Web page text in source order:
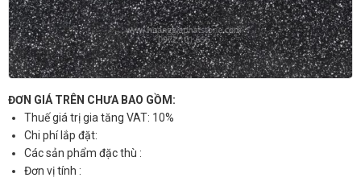
ĐƠN GIÁ TRÊN CHƯA BAO GỒM:
Thuế giá trị gia tăng VAT: 10%
Chi phí lắp đặt:
Các sản phẩm đặc thù :
Đơn vị tính :